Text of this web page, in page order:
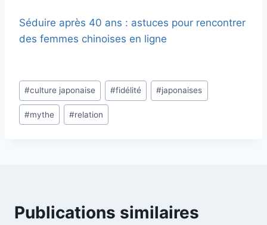
Séduire après 40 ans : astuces pour rencontrer
des femmes chinoises en ligne
Étiquettes
de
la
#culture japonaise #fidélité #japonaises
#mythe #relation
Publications similaires